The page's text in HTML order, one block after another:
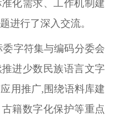
化需求、工作机制建
进行了深入交流。
字符集与编码分委会
进少数民族语言文字
用推广,围绕语料库建
籍数字化保护等重点